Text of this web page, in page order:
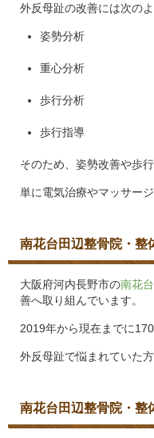
外反母趾の改善には次の
姿勢分析
重心分析
歩行分析
歩行指導
そのため、姿勢改善や歩
単に電気治療やマッサー
南花台田辺整骨院・整
大阪府河内長野市の南花
善へ取り組んでいます。
2019年から現在までに
外反母趾で悩まれていた
南花台田辺整骨院・整